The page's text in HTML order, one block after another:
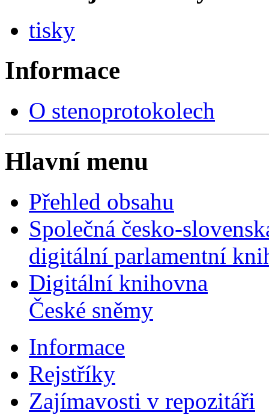
tisky
Informace
O stenoprotokolech
Hlavní menu
Přehled obsahu
Společná česko-
digitální parlamentní
Digitální knihovna
České sněmy
Informace
Rejstříky
Zajímavosti v repozitáři